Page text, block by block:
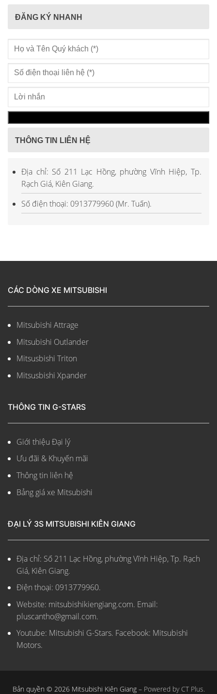
ĐĂNG KÝ NHANH
THÔNG TIN LIÊN HỆ
Địa chỉ: Số 211 Lạc Hồng, phường Vĩnh Hiệp, Tp.
Rạch Giá, Kiên Giang.
Số điện thoại: 0913779960 (Mr. Tuấn).
CÁC DÒNG XE MITSUBISHI
Mitsubishi Attrage
Mitsubishi Outlander
Mitsusbishi Triton
Mitsusbishi Xpander
THÔNG TIN G-STARS
Giới thiệu Đại lý
Ưu đãi & Khuyến mãi
Thông tin liên hệ
Bảng giá xe Mitsubishi
ĐẠI LÝ 3S MITSUBISHI KIÊN GIANG
Địa chỉ: Số 211 Lạc Hồng, phường Vĩnh Hiệp, Tp. Rạch
Giá, Kiên Giang.
Điện thoại: 0913779960.
Website: mitsubishikiengiang.com. Email:
pluscantho@gmail.com.
Youtube: Mitsubishi G-Stars. Facebook: Mitsubishi
Motors.
Bản quyền © 2026 Mitsubishi Kiên Giang – Powered by CT Plus.